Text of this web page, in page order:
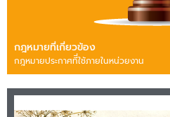
กฎหมายที่เกี่ยวข้อง
กฎหมายประกาศทีี่ใช้ภายในหน่วยงาน